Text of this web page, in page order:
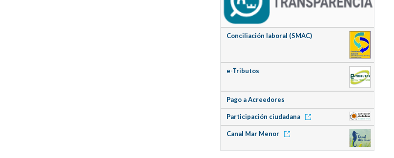
Conciliación laboral (SMAC)
e-Tributos
Pago a Acreedores
Participación ciudadana
Canal Mar Menor